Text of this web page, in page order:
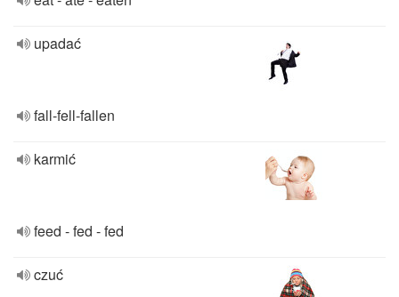
upadać
fall-fell-fallen
karmić
feed - fed - fed
czuć